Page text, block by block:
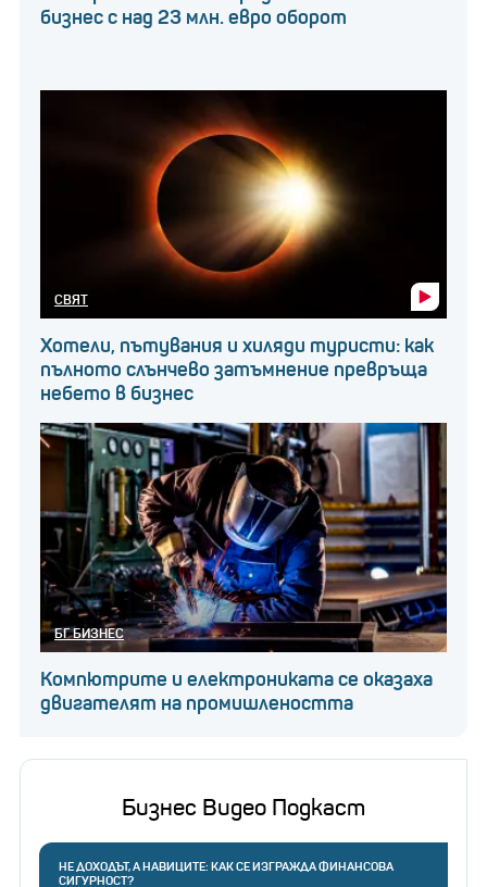
бизнес с над 23 млн. евро оборот
СВЯТ
Хотели, пътувания и хиляди туристи: как
пълното слънчево затъмнение превръща
небето в бизнес
БГ БИЗНЕС
Компютрите и електрониката се оказаха
двигателят на промишлеността
Бизнес Видео Подкаст
НЕ ДОХОДЪТ, А НАВИЦИТЕ: КАК СЕ ИЗГРАЖДА ФИНАНСОВА
СИГУРНОСТ?